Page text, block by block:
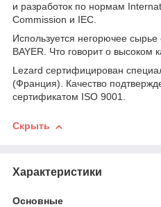
и разработок по нормам
Commission и IEC.
Используется негорючее
BAYER. Что говорит о высоком
Lezard сертифицирован
(Франция). Качество
сертификатом ISO 9001.
Скрыть
Характеристики
Основные